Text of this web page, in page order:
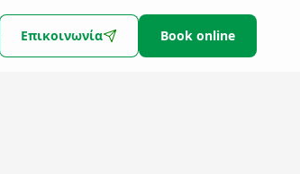
Επικοινωνία Book online